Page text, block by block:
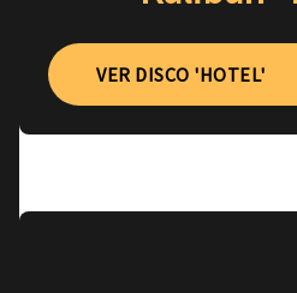
VER DISCO 'HOTEL'